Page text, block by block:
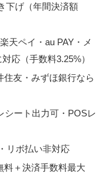
下げ （年間決済額
天ペイ・au PAY・メ
対応 （手数料3.25%）
友・みずほ銀行なら
シート出力可・POSレ
リボ払い非対応
料＋決済手数料最大